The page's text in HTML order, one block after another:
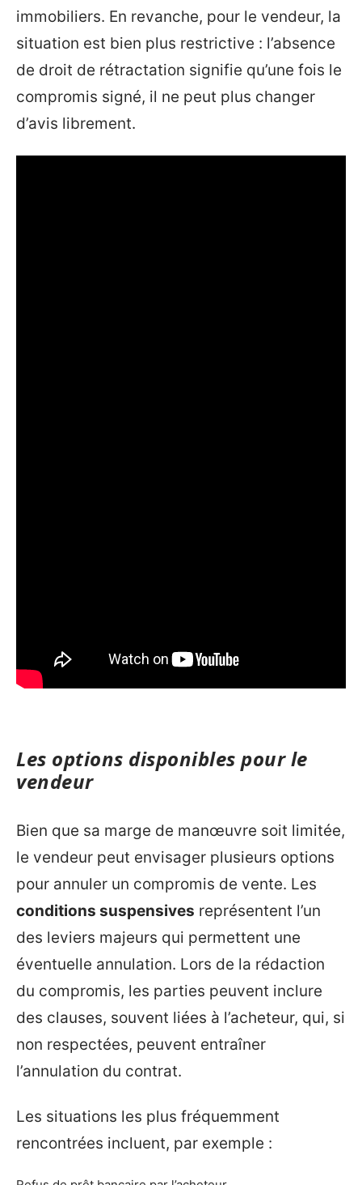
immobiliers. En revanche, pour le vendeur, la
situation est bien plus restrictive : l’absence
de droit de rétractation signifie qu’une fois le
compromis signé, il ne peut plus changer
d’avis librement.
Les options disponibles pour le
vendeur
Bien que sa marge de manœuvre soit limitée,
le vendeur peut envisager plusieurs options
pour annuler un compromis de vente. Les
conditions suspensives représentent l’un
des leviers majeurs qui permettent une
éventuelle annulation. Lors de la rédaction
du compromis, les parties peuvent inclure
des clauses, souvent liées à l’acheteur, qui, si
non respectées, peuvent entraîner
l’annulation du contrat.
Les situations les plus fréquemment
rencontrées incluent, par exemple :